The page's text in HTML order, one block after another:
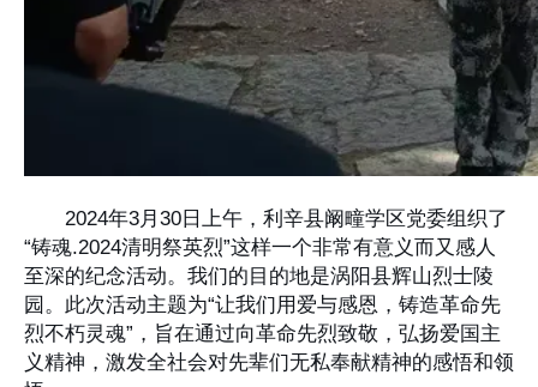
2024年3月30日上午，利辛县阚疃学区党委组织了
“铸魂.2024清明祭英烈”这样一个非常有意义而又感人
至深的纪念活动。我们的目的地是涡阳县辉山烈士陵
园。此次活动主题为“让我们用爱与感恩，铸造革命先
烈不朽灵魂”，旨在通过向革命先烈致敬，弘扬爱国主
义精神，激发全社会对先辈们无私奉献精神的感悟和领